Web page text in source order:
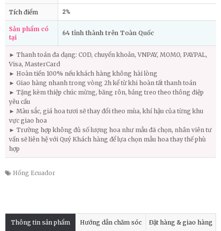
Tích điểm 2%
Sản phẩm có
tại
64 tỉnh thành trên Toàn Quốc
► Thanh toán đa dạng: COD, chuyển khoản, VNPAY, MOMO, PAYPAL,
Visa, MasterCard
► Hoàn tiền 100% nếu khách hàng không hài lòng
► Giao hàng nhanh trong vòng 2h kể từ khi hoàn tất thanh toán
► Tặng kèm thiệp chúc mừng, băng rôn, bảng treo theo thông điệp
yêu cầu
► Màu sắc, giá hoa tươi sẽ thay đổi theo mùa, khí hậu của từng khu
vực giao hoa
► Trường hợp không đủ số lượng hoa như mẫu đã chọn, nhân viên tư
vấn sẽ liên hệ với Quý Khách hàng để lựa chọn mẫu hoa thay thế phù
hợp
Hồng Ecuador
Thông tin sản phẩm Hướng dẫn chăm sóc Đặt hàng & giao hàng